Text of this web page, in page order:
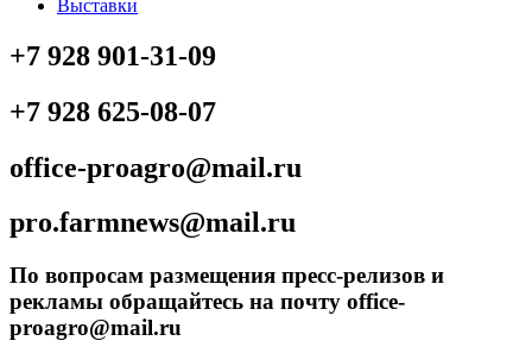
Выставки
+7 928 901-31-09
+7 928 625-08-07
office-proagro@mail.ru
pro.farmnews@mail.ru
По вопросам размещения пресс-релизов и
рекламы обращайтесь на почту office-
proagro@mail.ru